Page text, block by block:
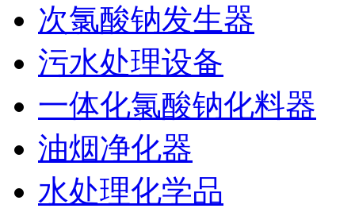
次氯酸钠发生器
污水处理设备
一体化氯酸钠化料器
油烟净化器
水处理化学品